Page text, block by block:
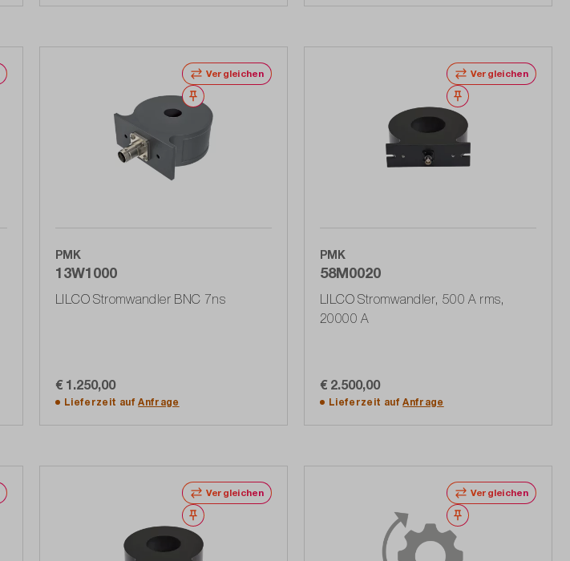
Vergleichen
Merken
PMK
13W1000
LILCO Stromwandler BNC 7ns
€ 1.250,00
Lieferzeit aufAnfrage
Vergleichen
Merken
PMK
58M0020
LILCO Stromwandler, 500 A rms,
20000 A
€ 2.500,00
Lieferzeit aufAnfrage
Vergleichen
Merken
Vergleichen
Merken